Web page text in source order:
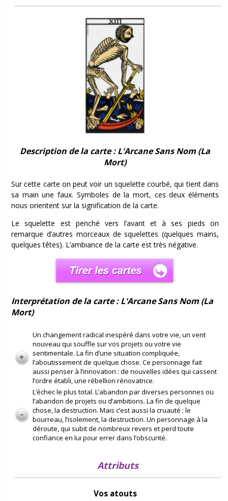
Description de la carte : L'Arcane Sans Nom (La
Mort)
Sur cette carte on peut voir un squelette courbé, qui tient dans
sa main une faux. Symboles de la mort, ces deux éléments
nous orientent sur la signification de la carte.
Le squelette est penché vers l’avant et à ses pieds on
remarque d’autres morceaux de squelettes (quelques mains,
quelques têtes). L’ambiance de la carte est très négative.
Interprétation de la carte : L'Arcane Sans Nom (La
Mort)
Un changement radical inespéré dans votre vie, un vent
nouveau qui souffle sur vos projets ou votre vie
sentimentale. La fin d’une situation compliquée,
l’aboutissement de quelque chose. Ce personnage fait
aussi penser à l’innovation : de nouvelles idées qui cassent
l’ordre établi, une rébellion rénovatrice.
L’échec le plus total. L’abandon par diverses personnes ou
l’abandon de projets ou d’ambitions. La fin de quelque
chose, la destruction. Mais c’est aussi la cruauté : le
bourreau, l’isolement, la destruction. Un personnage à la
déroute, qui subit de nombreux revers et perd toute
confiance en lui pour errer dans l’obscurité.
Attributs
Vos atouts